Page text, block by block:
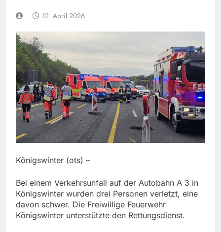
12. April 2026
Königswinter (ots) –
Bei einem Verkehrsunfall auf der Autobahn A 3 in
Königswinter wurden drei Personen verletzt, eine
davon schwer. Die Freiwillige Feuerwehr
Königswinter unterstützte den Rettungsdienst.